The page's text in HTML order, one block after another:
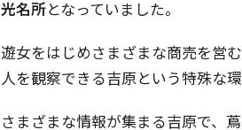
光名所となっていました。
遊女をはじめさまざまな商売を営
人を観察できる吉原という特殊な
さまざまな情報が集まる吉原で、